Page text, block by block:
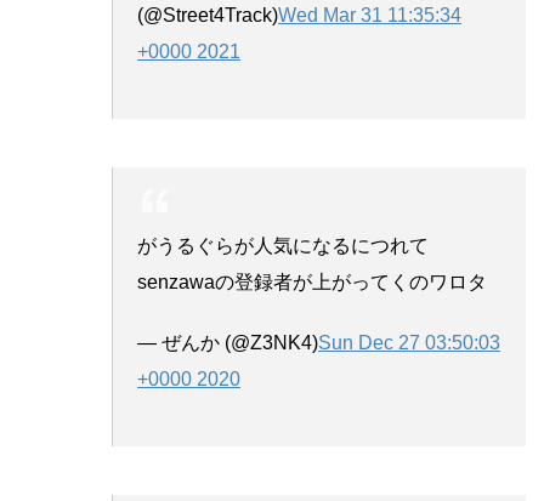
(@Street4Track)Wed Mar 31 11:35:34
+0000 2021
がうるぐらが人気になるにつれて
senzawaの登録者が上がってくのワロタ
— ぜんか (@Z3NK4)Sun Dec 27 03:50:03
+0000 2020